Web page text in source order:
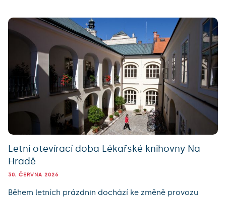
Letní otevírací doba Lékařské knihovny Na
Hradě
30. ČERVNA 2026
Během letních prázdnin dochází ke změně provozu